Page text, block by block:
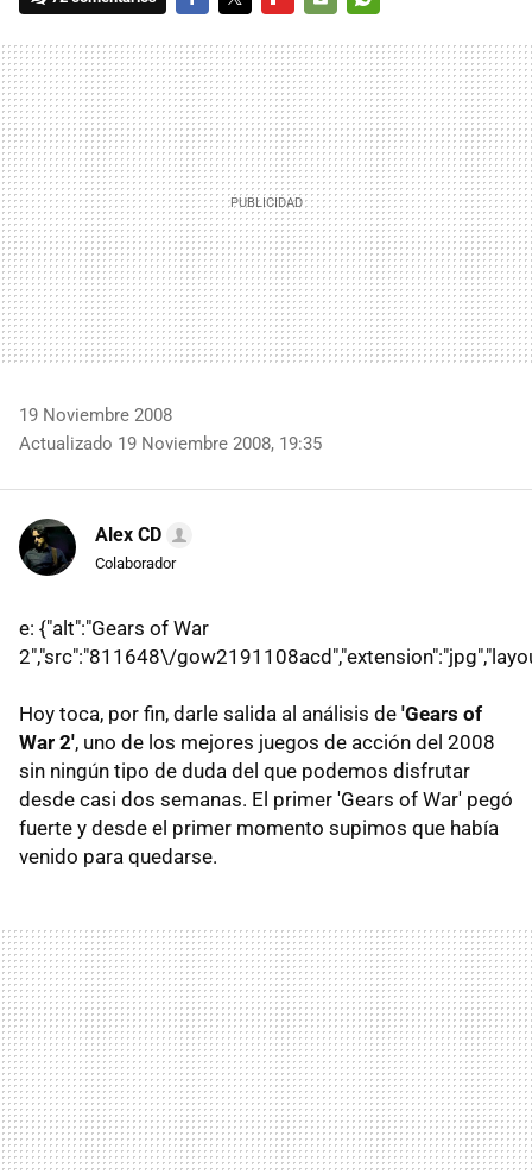
MAIL
19 Noviembre 2008
Actualizado 19 Noviembre 2008, 19:35
Alex CD
Colaborador
e: {"alt":"Gears of War
2","src":"811648\/
Hoy toca, por fin, darle salida al análisis de 'Gears of
War 2', uno de los mejores juegos de acción del 2008
sin ningún tipo de duda del que podemos disfrutar
desde casi dos semanas. El primer 'Gears of War' pegó
fuerte y desde el primer momento supimos que había
venido para quedarse.